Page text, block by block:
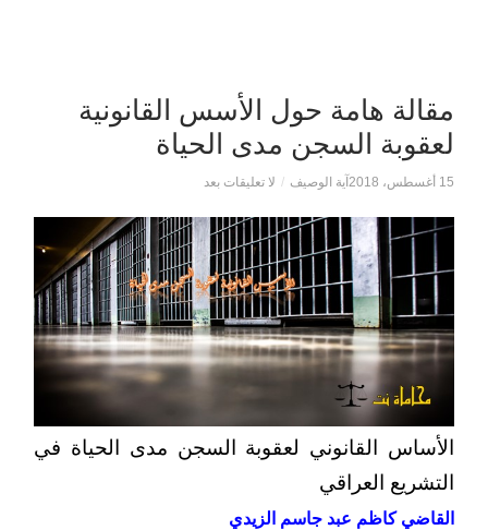
مقالة هامة حول الأسس القانونية
لعقوبة السجن مدى الحياة
15 أغسطس، 2018 آية الوصيف / لا تعليقات بعد
الأساس القانوني لعقوبة السجن مدى الحياة في
التشريع العراقي
القاضي كاظم عبد جاسم الزيدي